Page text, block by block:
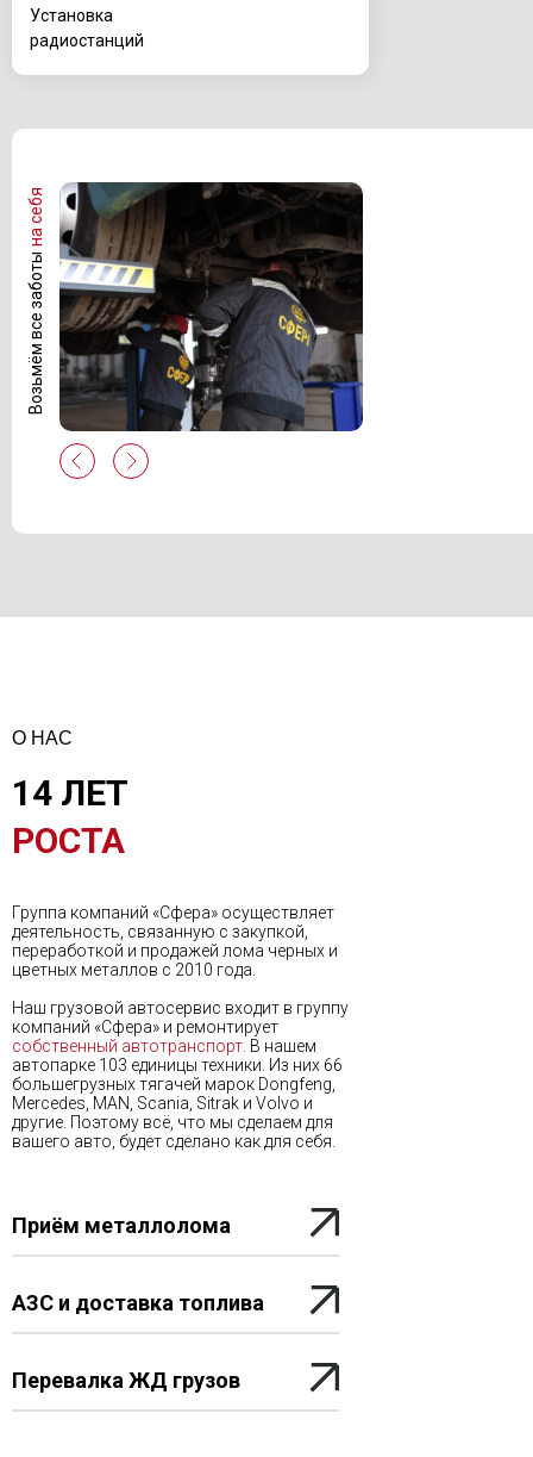
Возьмём все заботы
на себя
Установка
радиостанций
О НАС
РОСТА
14 ЛЕТ
Группа компаний «Сфера» осуществляет
деятельность, связанную с закупкой,
переработкой и продажей лома черных и
цветных металлов с 2010 года.
Наш грузовой автосервис входит в группу
компаний «Сфера» и ремонтирует
собственный автотранспорт. В нашем
автопарке 103 единицы техники. Из них 66
большегрузных тягачей марок Dongfeng,
Mercedes, MAN, Scania, Sitrak и Volvo и
другие. Поэтому всё, что мы сделаем для
вашего авто, будет сделано как для себя.
АЗС и доставка топлива
Перевалка ЖД грузов
Приём металлолома